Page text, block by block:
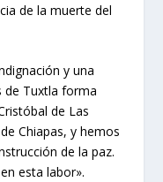
de la muerte del
y una
de Tuxtla forma
de Las
Chiapas, y hemos
de la paz.
esta labor».